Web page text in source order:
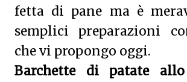
fetta di pane ma è
semplici preparazioni
che vi propongo oggi.
Barchette di patate